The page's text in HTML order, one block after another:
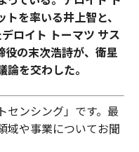
を率いる井上智と、
ロイト トーマツ サス
役の末次浩詩が、衛星
を交わした。
センシング」です。最
域や事業についてお聞